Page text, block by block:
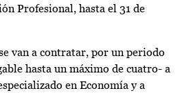
Profesional, hasta el 31 de
van a contratar, por un periodo
hasta un máximo de cuatro- a
en Economía y a